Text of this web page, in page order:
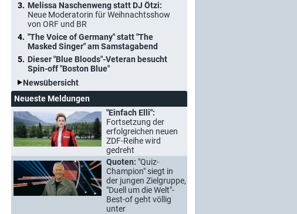
Melissa Naschenweng statt DJ Ötzi:
Neue Moderatorin für Weihnachtsshow
von ORF und BR
"The Voice of Germany" statt "The
Masked Singer" am Samstagabend
Dieser "Blue Bloods"-Veteran besucht
Spin-off "Boston Blue"
Newsübersicht
Neueste Meldungen
"Einfach Elli":
Fortsetzung der
erfolgreichen neuen
ZDF-Reihe wird
gedreht
Quoten: "Quiz-
Champion" siegt in
der jungen Zielgruppe,
"Duell um die Welt"-
Best-of geht völlig
unter